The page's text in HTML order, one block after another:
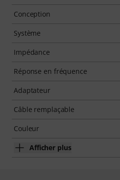
Conception
Système
Impédance
Réponse en fréquence
Adaptateur
Câble remplaçable
Couleur
Afficher plus